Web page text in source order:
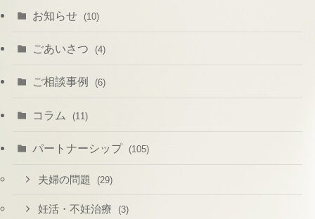
お知らせ (10)
ごあいさつ (4)
ご相談事例 (6)
コラム (11)
パートナーシップ (105)
夫婦の問題 (29)
妊活・不妊治療 (3)